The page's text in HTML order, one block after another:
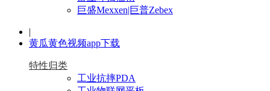
巨盛Mexxen|巨普Zebex
|
黄瓜黄色视频app下载
特性归类
工业抗摔PDA